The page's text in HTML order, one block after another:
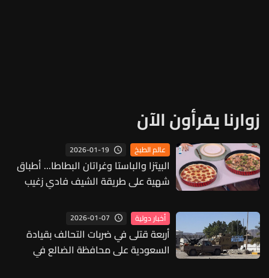
زوارنا يقرأون الآن
عالم الطبخ 2026-01-19
البيتزا والباستا وغراتان البطاطا... أطباق
شهية على طريقة الشيف فادي زغيب
أخبار دولية 2026-01-07
أربعة قتلى في ضربات التحالف بقيادة
السعودية على محافظة الضالع في